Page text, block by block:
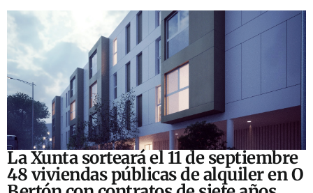
La Xunta sorteará el 11 de septiembre
48 viviendas públicas de alquiler en O